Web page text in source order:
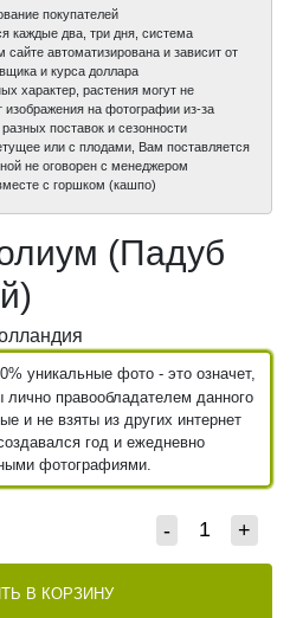
покупателей
каждые два, три дня, система
автоматизирована и зависит от
и курса доллара
характер, растения могут не
изображения на фотографии из-за
поставок и сезонности
или с плодами, Вам поставляется
не оговорен с менеджером
с горшком (кашпо)
(Падуб
уникальные фото - это означет,
правообладателем данного
и не взяты из других интернет
год и ежедневно
фотографиями.
- +
В КОРЗИНУ